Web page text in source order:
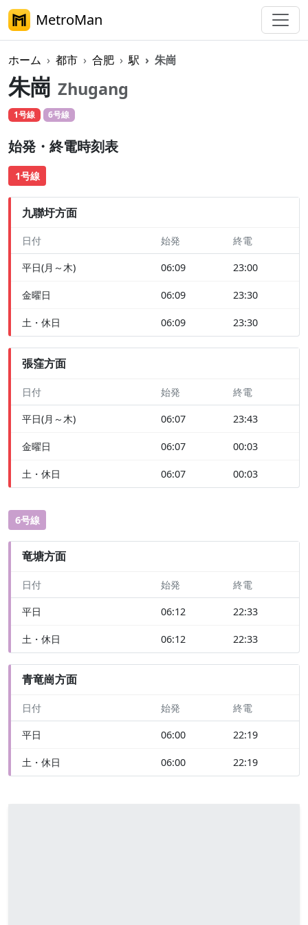
MetroMan
ホーム 都市 合肥 駅 朱崗
朱崗 Zhugang
1号線 6号線
始発・終電時刻表
1号線
九聯圩方面
日付 始発 終電
平日(月～木) 06:09 23:00
金曜日 06:09 23:30
土・休日 06:09 23:30
張窪方面
日付 始発 終電
平日(月～木) 06:07 23:43
金曜日 06:07 00:03
土・休日 06:07 00:03
6号線
竜塘方面
日付 始発 終電
平日 06:12 22:33
土・休日 06:12 22:33
青竜崗方面
日付 始発 終電
平日 06:00 22:19
土・休日 06:00 22:19